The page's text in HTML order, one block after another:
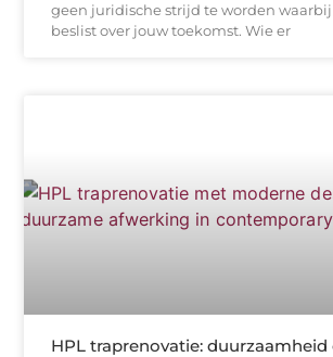
geen juridische strijd te worden
beslist over jouw toekomst. Wie er
HPL traprenovatie: duurzaamheid